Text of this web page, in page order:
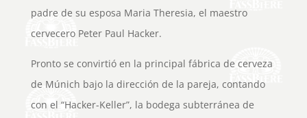
padre de su esposa Maria Theresia, el maestro
cervecero Peter Paul Hacker.
Pronto se convirtió en la principal fábrica de cerveza
de Múnich bajo la dirección de la pareja, contando
con el “Hacker-Keller”, la bodega subterránea de